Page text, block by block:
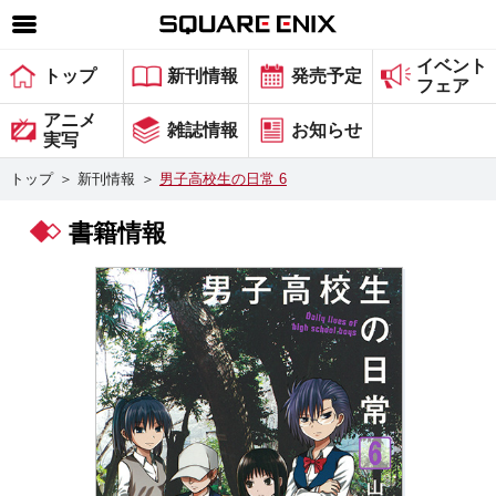
SQUARE ENIX 公式サイトメニュー
ゲーム
マガジン＆ブックス
グッズ
会社情報 採用情報
スクウェア・エニックス サイト内検索
トップ 新刊情報 発売予定
イベント
フェア
アニメ
実写
雑誌情報 お知らせ
トップ ＞ 新刊情報 ＞ 男子高校生の日常 6
書籍情報